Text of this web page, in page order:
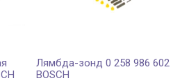
Лямбда-зонд 0 258 986 602
BOSCH